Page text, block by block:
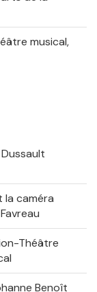
musical,
la caméra
Théâtre
Benoît